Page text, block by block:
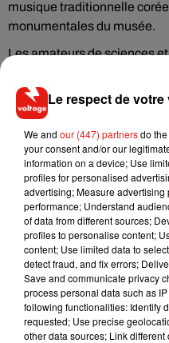
musique traditionnelle
monumentales du musée.
Les amateurs de sciences
Musée des Arts
milieu des grandes
l’aéroplane de Clément
industrielles.
Et pour ceux qui veulent
Carnavalet, lePetit Palais
l’Économieproposeront
spéciales et des visites
Depuis sa création en
est devenue l’un des
populaires du printemps. Et
littéralement la capitale en
entre balades nocturnes,
ambiance festive.
Le respect de
We and our (447) partnersdo
your consent and/or our
information on a device; Use
profiles for personalised
advertising; Measure
performance; Understand
of data from different sources;
profiles to personalise content;
content; Use limited data to
detect fraud, and fix errors;
Save and communicate privacy
process personal data such as
following functionalities: Identify
requested; Use precise
other data sources; Link